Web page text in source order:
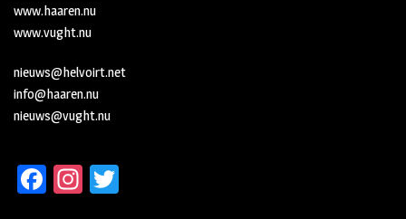
www.haaren.nu
www.vught.nu
nieuws@helvoirt.net
info@haaren.nu
nieuws@vught.nu
Fa In